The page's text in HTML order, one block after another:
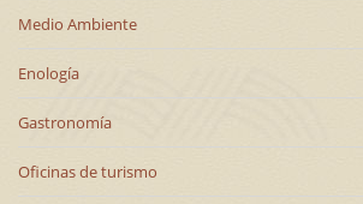
Medio Ambiente
Enología
Gastronomía
Oficinas de turismo